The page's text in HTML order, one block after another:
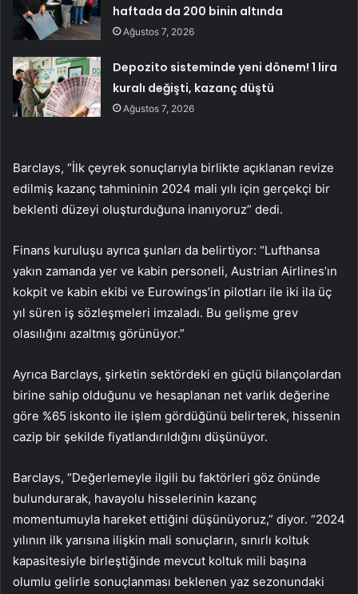
haftada da 200 binin altında
Ağustos 7, 2026
Depozito sisteminde yeni dönem! 1 lira
kuralı değişti, kazanç düştü
Ağustos 7, 2026
Barclays, “İlk çeyrek sonuçlarıyla birlikte açıklanan revize
edilmiş kazanç tahmininin 2024 mali yılı için gerçekçi bir
beklenti düzeyi oluşturduğuna inanıyoruz” dedi.
Finans kuruluşu ayrıca şunları da belirtiyor: “Lufthansa
yakın zamanda yer ve kabin personeli, Austrian Airlines’ın
kokpit ve kabin ekibi ve Eurowings’in pilotları ile iki ila üç
yıl süren iş sözleşmeleri imzaladı. Bu gelişme grev
olasılığını azaltmış görünüyor.”
Ayrıca Barclays, şirketin sektördeki en güçlü bilançolardan
birine sahip olduğunu ve hesaplanan net varlık değerine
göre %65 iskonto ile işlem gördüğünü belirterek, hissenin
cazip bir şekilde fiyatlandırıldığını düşünüyor.
Barclays, “Değerlemeyle ilgili bu faktörleri göz önünde
bulundurarak, havayolu hisselerinin kazanç
momentumuyla hareket ettiğini düşünüyoruz,” diyor. “2024
yılının ilk yarısına ilişkin mali sonuçların, sınırlı koltuk
kapasitesiyle birleştiğinde mevcut koltuk mili başına
olumlu gelirle sonuçlanması beklenen yaz sezonundaki